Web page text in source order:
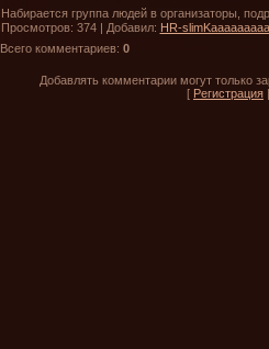
Набирается группа людей в организаторы,
Просмотров: 374 | Добавил: HR-slimKaaaaaaaaa
Всего комментариев: 0
Добавлять комментарии могут только
[ Регистрация |